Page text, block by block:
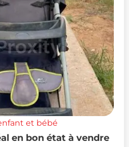
et bébé
en bon état à vendre